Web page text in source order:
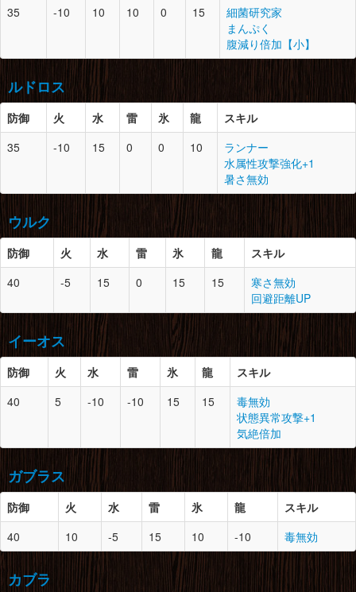
イーオスの鱗×5
大地の結晶×3
腰
7
奇猿狐の長骨×2
奇猿狐の耳×1
竜骨【小】×2
脚
7
奇猿狐の尻尾×1
奇猿狐の長骨×2
奇猿狐の毛×2
雷光虫×2
大地の結晶×1
ゴム質の皮×2
マカライト鉱石×2
ゴム質の皮×3
大地の結晶×2
マカライト鉱石×2
腰
7 1
毒袋×1
大地の結晶×2
ゴム質の皮×2
脚
7 1
ゴム質の皮×3
大地の結晶×2
ゲネポスの皮×3
35
-10 10 10 0 15
細菌研究家
まんぷく
腹減り倍加【小】
必要素材
頭
7 1
極彩色の毛
桃毛獣の毛×2
とがった爪×3
のりこねバッタ×2
胴
7 0
桃毛獣の毛×2
コンガの毛×4
獣骨×2
のりこねバッタ×3
とがった爪×3
獣骨×4
キラービートル×1
7 1
桃毛獣の牙×3
桃毛獣の毛×3
徹甲虫の甲殻×1
大きな骨×2
脚
7
コンガの毛×4
徹甲虫の甲殻×2
大きな骨×1
マカライト鉱石×2
ルドロス
防御 火 水 雷 氷 龍
スキル
35
-10 15 0 0 10
ランナー
水属性攻撃強化+1
暑さ無効
必要素材
頭
7 0
水獣の爪×2
マカライト鉱石×2
ランポスの皮×2
のりこねバッタ×2
胴
7 1
海面質の皮×2
水獣の爪×1
ランポスの皮×3
大地の結晶×3
腕
7
水獣の爪×1
ランポスの鱗×2
海面質の皮×2
海面質の皮×3
ランポスの皮×3
大地の結晶×3
脚
1
水獣の爪×2
ランポスの鱗×3
海面質の皮×2
のりこねバッタ×3
ウルク
防御 火 水 雷 氷 龍
スキル
40
-5 15 0 15 15
寒さ無効
回避距離UP
防御 スロット
必要素材
頭
8 3
白兎獣の耳×2
大きな骨×2
狗竜の皮×4
氷結晶×2
胴
8 1
白兎獣の腹甲×2
白兎獣の毛×2
ジャギィの鱗×4
キラービートル×3
8
白兎獣の腹甲×1
肉厚な皮×4
1
白兎獣の毛×3
白兎獣の氷爪×1
大きな骨×2
イーオス
防御 火 水 雷 氷 龍
スキル
40
5 -10 -10 15 15
毒無効
状態異常攻撃+1
気絶倍加
頭
8 2
ドスイーオスの皮×3
イーオスの皮×2
イーオスの鱗×4
鉄鉱石×2
胴
8 2
イーオスの皮×2
毒袋×3
イーオスの鱗×2
マカライト鉱石×3
ガブラス
防御 火 水 雷 氷 龍
スキル
40
10 -5 15 10 -10 毒無効
防御 スロット
必要素材
頭
8 1
翼蛇竜の頭×1
火竜の翼膜×3
モンスターの体液×2
カブラ